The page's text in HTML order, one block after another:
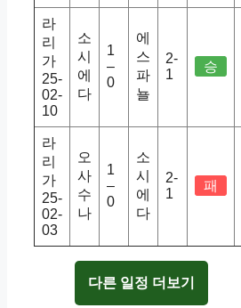
라
리
가
25-
02-
10
소
시
에
다
1
–
0
에
스
파
뇰
2-
1
승
라
리
가
25-
02-
03
오
사
수
나
1
–
0
소
시
에
다
2-
1
패
다른 일정 더보기